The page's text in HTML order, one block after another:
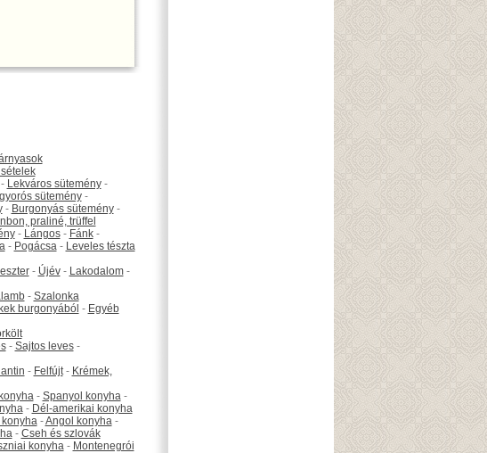
Lekváros sütemény-
sütemény-
- Burgonyás sütemény-
praliné, trüffel
- Lángos- Fánk-
- Pogácsa- Leveles tészta
- Újév- Lakodalom-
- Szalonka
burgonyából - Egyéb
- Sajtos leves-
- Felfújt- Krémek,
- Spanyol konyha-
- Dél-amerikai konyha
-Angol konyha-
- Cseh és szlovák
konyha- Montenegrói